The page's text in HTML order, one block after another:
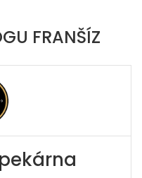
FRANŠÍZ